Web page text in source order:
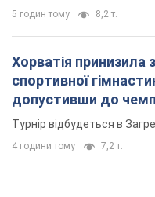
5 годин тому 8,2 т.
Хорватія принизила
спортивної
допустивши до
основних
Турнір відбудеться в
4 години тому 7,2 т.